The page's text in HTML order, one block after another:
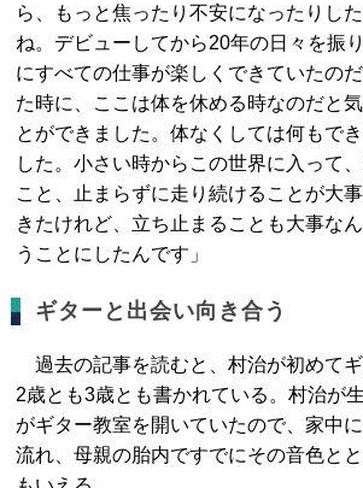
ら、もっと焦ったり不安になったりし
ね。デビューしてから20年の日々を振
にすべての仕事が楽しくできていたの
た時に、ここは体を休める時なのだと
とができました。体なくしては何もで
した。小さい時からこの世界に入って
こと、止まらずに走り続けることが大
きたけれど、立ち止まることも大事な
うことにしたんです」
ギターと出会い向き合う
過去の記事を読むと、村治が初めて
2歳とも3歳とも書かれている。村治が
がギター教室を開いていたので、家中
流れ、母親の胎内ですでにその音色と